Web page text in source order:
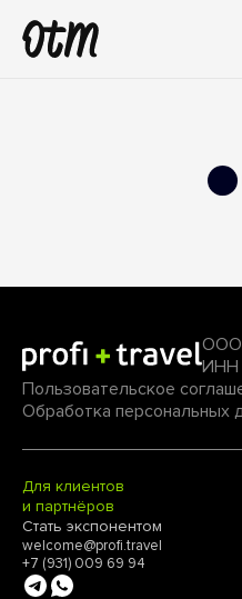
ООО
ИНН
Пользовательское
Обработка персональных
Для клиентов
и партнёров
Стать экспонентом
welcome@profi.travel
+7 (931) 009 69 94